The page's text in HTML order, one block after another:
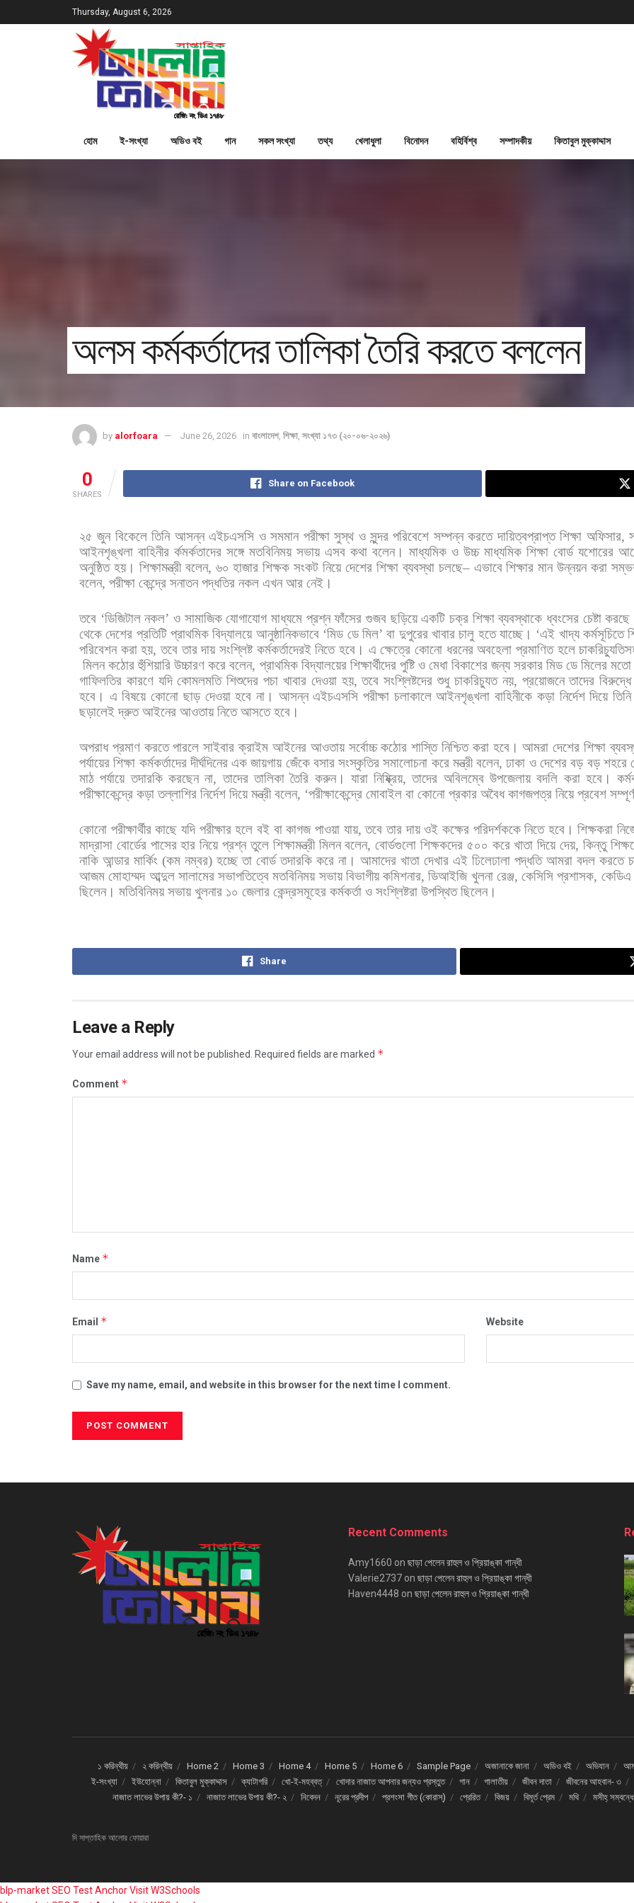
Thursday, August 6, 2026
হোম ই-সংখ্যা অডিও বই গান সকল সংখ্যা তথ্য খেলাধুলা বিনোদন বহির্বিশ্ব সম্পাদকীয় কিতাবুল মুক্কাদ্দাস
অলস কর্মকর্তাদের তালিকা তৈরি করতে বললেন
by alorfoara June 26, 2026 in বাংলাদেশ, শিক্ষা, সংখ্যা ১৭৩ (২০-০৬-২০২৬)
0
SHARES
Share on Facebook
২৫ জুন বিকেলে তিনি আসন্ন এইচএসসি ও সমমান পরীক্ষা সুস্থ ও সুন্দর পরিবেশে সম্পন্ন করতে দায়িত্বপ্রাপ্ত শিক্ষা অফিসার,
আইনশৃঙ্খলা বাহিনীর র্কমর্কতাদের সঙ্গে মতবিনিময় সভায় এসব কথা বলেন। মাধ্যমিক ও উচ্চ মাধ্যমিক শিক্ষা বোর্ড যশোরের
অনুষ্ঠিত হয়। শিক্ষামন্ত্রী বলেন, ৬০ হাজার শিক্ষক সংকট নিয়ে দেশের শিক্ষা ব্যবস্থা চলছে– এভাবে শিক্ষার মান উন্নয়ন করা
বলেন, পরীক্ষা কেন্দ্রে সনাতন পদ্ধতির নকল এখন আর নেই।
তবে ‘ডিজিটাল নকল’ও সামাজিক যোগাযোগ মাধ্যমে প্রশ্ন ফাঁসের গুজব ছড়িয়ে একটি চক্র শিক্ষা ব্যবস্থাকে ধ্বংসের চেষ্টা
থেকে দেশের প্রতিটি প্রাথমিক বিদ্যালয়ে আনুষ্ঠানিকভাবে‘মিড ডে মিল’বা দুপুরের খাবার চালু হতে যাচ্ছে। ‘এই খাদ্য কর্মসূচিতে
পরিবেশন করা হয়,তবে তার দায় সংশ্লিষ্ট কর্মকর্তাদেরই নিতে হবে। এ ক্ষেত্রে কোনো ধরনের অবহেলা প্রমাণিত হলে
মিলন কঠোর হুঁশিয়ারি উচ্চারণ করে বলেন, প্রাথমিক বিদ্যালয়ের শিক্ষার্থীদের পুষ্টি ও মেধা বিকাশের জন্য সরকার মিড ডে মিলের মতো
গাফিলতির কারণে যদি কোমলমতি শিশুদের পচা খাবার দেওয়া হয়,তবে সংশ্লিষ্টদের শুধু চাকরিচ্যুত নয়, প্রয়োজনে তাদের বিরুদ্ধে
হবে। এ বিষয়ে কোনো ছাড় দেওয়া হবে না। আসন্ন এইচএসসি পরীক্ষা চলাকালে আইনশৃঙ্খলা বাহিনীকে কড়া নির্দেশ দিয়ে তিনি
ছড়ালেই দ্রুত আইনের আওতায় নিতে আসতে হবে।
অপরাধ প্রমাণ করতে পারলে সাইবার ক্রাইম আইনের আওতায় সর্বোচ্চ কঠোর শাস্তি নিশ্চিত করা হবে। আমরা দেশের শিক্ষা
পর্যায়ের শিক্ষা কর্মকর্তাদের দীর্ঘদিনের এক জায়গায় জেঁকে বসার সংস্কৃতির সমালোচনা করে মন্ত্রী বলেন,ঢাকা ও দেশের বড় বড় শহরে
মাঠ পর্যায়ে তদারকি করছেন না,তাদের তালিকা তৈরি করুন। যারা নিষ্ক্রিয়,তাদের অবিলম্বে উপজেলায় বদলি করা হবে।
পরীক্ষাকেন্দ্রে কড়া তল্লাশির নির্দেশ দিয়ে মন্ত্রী বলেন, ‘পরীক্ষাকেন্দ্রে মোবাইল বা কোনো প্রকার অবৈধ কাগজপত্র নিয়ে প্রবেশ সম্পূর্ণ
কোনো পরীক্ষার্থীর কাছে যদি পরীক্ষার হলে বই বা কাগজ পাওয়া যায়,তবে তার দায় ওই কক্ষের পরিদর্শককে নিতে হবে। শিক্ষকরা
মাদ্রাসা বোর্ডের পাসের হার নিয়ে প্রশ্ন তুলে শিক্ষামন্ত্রী মিলন বলেন,বোর্ডগুলো শিক্ষকদের ৫০০ করে খাতা দিয়ে দেয়, কিন্তু
নাকি আন্ডার মার্কিং (কম নম্বর) হচ্ছে তা বোর্ড তদারকি করে না। আমাদের খাতা দেখার এই ঢিলেঢালা পদ্ধতি আমরা বদল করতে
আজম মোহাম্মদ আব্দুল সালামের সভাপতিত্বে মতবিনিময় সভায় বিভাগীয় কমিশনার,ডিআইজি খুলনা রেঞ্জ, কেসিসি প্রশাসক, কেডিএ
ছিলেন। মতিবিনিময় সভায় খুলনার ১০ জেলার কেন্দ্রসমূহের কর্মকর্তা ও সংশ্লিষ্টরা উপস্থিত ছিলেন।
Share
Leave a Reply
Your email address will not be published. Required fields are marked *
Comment *
Name *
Email * Website
Save my name, email, and website in this browser for the next time I comment.
Recent Comments
Amy1660 on ছাড়া পেলেন রাহুল ও প্রিয়াঙ্কা গান্ধী
Valerie2737 on ছাড়া পেলেন রাহুল ও প্রিয়াঙ্কা গান্ধী
Haven4448 on ছাড়া পেলেন রাহুল ও প্রিয়াঙ্কা গান্ধী
১ করিন্থীয় ২ করিন্থীয় Home 2 Home 3 Home 4 Home 5 Home 6 Sample Page অজানাকে জানা অডিও বই অভিযান
ই-সংখ্যা
ইউহোন্না কিতাবুল মুক্কাদ্দাস ক্যাটাগরি খো-ই-মহব্বত্ খোদার নাজাত আপনার জন্যও প্রস্তুত গান গালাতীয় জীবন দাতা জীবনের আহবান- ৩
নাজাত লাভের উপায় কী?- ১
নাজাত লাভের উপায় কী?- ২ নিবেদন নূরের প্রদীপ প্রশংসা গীত (কোরাস্) প্রেরিত বিজয় বিমূর্ত প্রেম মথি মসীহ্
দি সাপ্তাহিক আলোর ফোয়ারা
blp-marketSEO Test AnchorVisit W3Schools